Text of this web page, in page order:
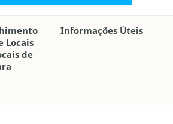
Locais
de
Informações Úteis